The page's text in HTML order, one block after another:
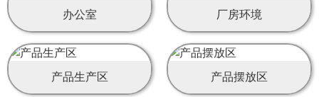
办公室 厂房环境
产品生产区 产品摆放区